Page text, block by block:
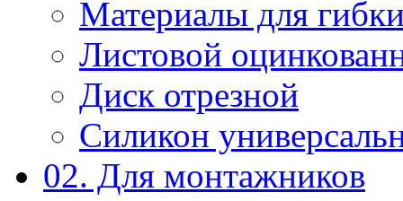
Материалы для
Листовой
Диск отрезной
Силикон
02. Для монтажников